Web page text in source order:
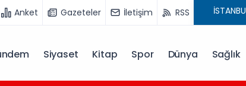
Anket Gazeteler İletişim RSS
Siyaset Kitap Spor Dünya Sağlık